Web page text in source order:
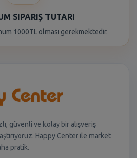
SIPARIŞ TUTARI
1000TL olması gerekmektedir.
güvenli ve kolay bir alışveriş
Happy Center ile market
pratik.